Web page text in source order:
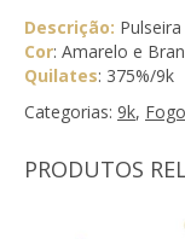
Descrição:
Cor: Amarelo e
Quilates: 375%/9k
Categorias: 9k, Fogo
PRODUTOS